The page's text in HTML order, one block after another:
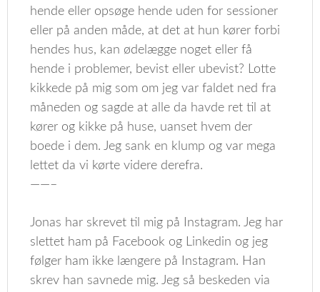
hende eller opsøge hende uden for sessioner
eller på anden måde, at det at hun kører forbi
hendes hus, kan ødelægge noget eller få
hende i problemer, bevist eller ubevist? Lotte
kikkede på mig som om jeg var faldet ned fra
måneden og sagde at alle da havde ret til at
kører og kikke på huse, uanset hvem der
boede i dem. Jeg sank en klump og var mega
lettet da vi kørte videre derefra.
——–
Jonas har skrevet til mig på Instagram. Jeg har
slettet ham på Facebook og Linkedin og jeg
følger ham ikke længere på Instagram. Han
skrev han savnede mig. Jeg så beskeden via